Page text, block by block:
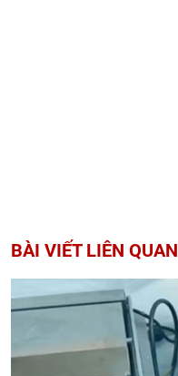
BÀI VIẾT LIÊN QUAN